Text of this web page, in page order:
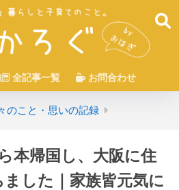
全記事一覧 お問合わせ
のこと・思いの記録
本帰国し、大阪に住
した｜家族皆元気に